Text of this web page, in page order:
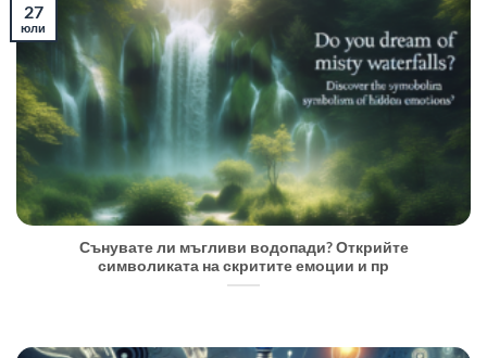
Сънувате ли мъгливи водопади? Открийте
символиката на скритите емоции и пр
27
юли